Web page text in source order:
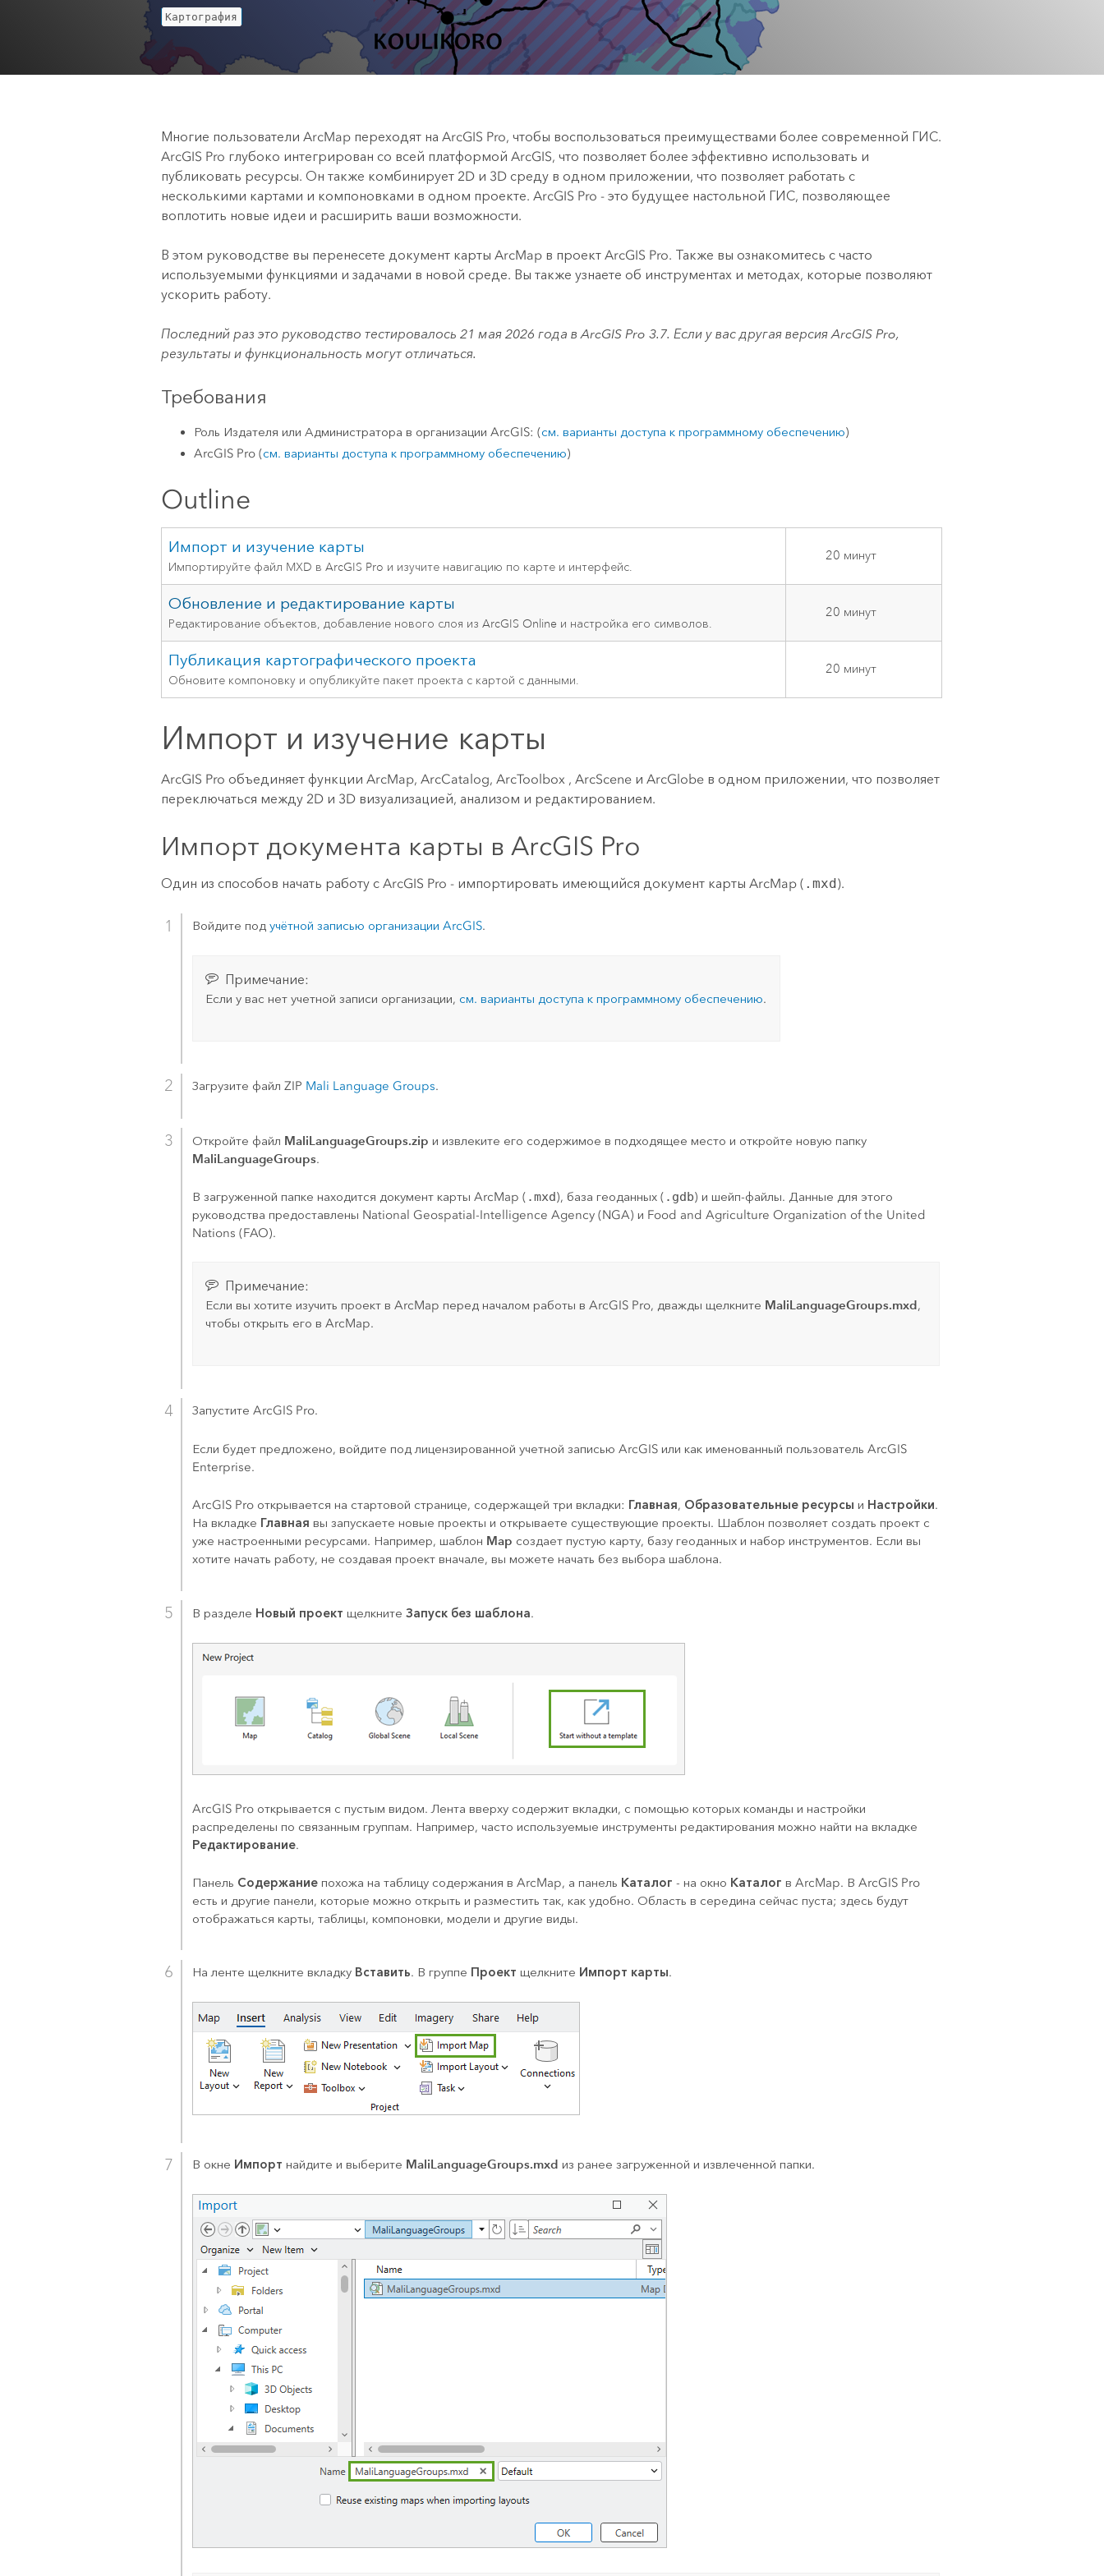
Создание картографических
приложений и приложений
пространственного анализа
инфраструктурой
Изучить этот курс
Картография
Многие пользователиArcMap переходят наArcGIS Pro, чтобы воспользоваться преимуществами более современной ГИС.
ArcGIS Pro глубоко интегрирован со всей платформой ArcGIS, что позволяет более эффективно использовать и
публиковать ресурсы. Он также комбинирует 2D и 3D среду в одном приложении, что позволяет работать с
несколькими картами и компоновками в одном проекте.ArcGIS Pro - это будущее настольной ГИС, позволяющее
воплотить новые идеи и расширить ваши возможности.
В этом руководстве вы перенесете документ картыArcMap в проектArcGIS Pro. Также вы ознакомитесь с часто
используемыми функциями и задачами в новой среде. Вы также узнаете об инструментах и методах, которые позволяют
ускорить работу.
Последний раз это руководство тестировалось 21 мая 2026 года вArcGIS Pro 3.7. Если у вас другая версияArcGIS Pro,
результаты и функциональность могут отличаться.
Требования
Роль Издателя или Администратора в организации ArcGIS: (см. варианты доступа к программному обеспечению)
ArcGIS Pro (см. варианты доступа к программному обеспечению)
Outline
Импорт и изучение карты
Импортируйте файл MXD в ArcGIS Pro и изучите навигацию по карте и интерфейс.
20 минут
Обновление и редактирование карты
Редактирование объектов, добавление нового слоя из ArcGIS Online и настройка его символов.
20 минут
Публикация картографического проекта
Обновите компоновку и опубликуйте пакет проекта с картой с данными.
20 минут
Импорт и изучение карты
ArcGIS Pro объединяет функцииArcMap,ArcCatalog,ArcToolbox ,ArcScene иArcGlobe в одном приложении, что позволяет
переключаться между 2D и 3D визуализацией, анализом и редактированием.
Импорт документа карты в ArcGIS Pro
Один из способов начать работу сArcGIS Pro - импортировать имеющийся документ картыArcMap ( .mxd).
Войдите под учётной записью организации ArcGIS.
Примечание:
Если у вас нет учетной записи организации,см. варианты доступа к программному обеспечению.
Загрузите файл ZIP Mali Language Groups.
Откройте файл MaliLanguageGroups.zip и извлеките его содержимое в подходящее место и откройте новую папку
MaliLanguageGroups.
В загруженной папке находится документ карты ArcMap ( .mxd), база геоданных ( .gdb) и шейп-файлы. Данные для этого
руководства предоставлены National Geospatial-Intelligence Agency (NGA) и Food and Agriculture Organization of the United
Nations (FAO).
Примечание:
Если вы хотите изучить проект вArcMap перед началом работы вArcGIS Pro, дважды щелкните MaliLanguageGroups.mxd,
чтобы открыть его вArcMap.
Запустите ArcGIS Pro.
Если будет предложено, войдите под лицензированной учетной записью ArcGIS или как именованный пользователь ArcGIS
Enterprise.
ArcGIS Proоткрывается на стартовой странице, содержащей три вкладки: Главная, Образовательные ресурсы и Настройки.
На вкладке Главная вы запускаете новые проекты и открываете существующие проекты. Шаблон позволяет создать проект с
уже настроенными ресурсами. Например, шаблон Map создает пустую карту, базу геоданных и набор инструментов. Если вы
хотите начать работу, не создавая проект вначале, вы можете начать без выбора шаблона.
В разделе Новый проект щелкните Запуск без шаблона.
ArcGIS Proоткрывается с пустым видом. Лента вверху содержит вкладки, с помощью которых команды и настройки
распределены по связанным группам. Например, часто используемые инструменты редактирования можно найти на вкладке
Редактирование.
Панель Содержаниепохожа на таблицу содержания в ArcMap, а панель Каталог - на окно Каталог в ArcMap. В ArcGIS Pro
есть и другие панели, которые можно открыть и разместить так, как удобно. Область в середина сейчас пуста; здесь будут
отображаться карты, таблицы, компоновки, модели и другие виды.
На ленте щелкните вкладку Вставить. В группе Проект щелкните Импорт карты.
В окне Импорт найдите и выберите MaliLanguageGroups.mxd из ранее загруженной и извлеченной папки.